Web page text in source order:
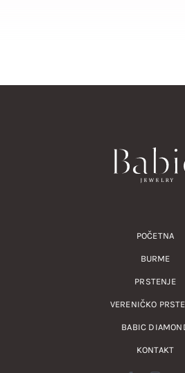
POČETNA
BURME
PRSTENJE
VERENIČKO
BABIC
KONTAKT